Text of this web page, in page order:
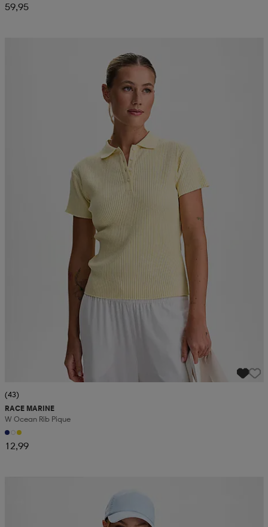
59,95
(43)
RACE MARINE
W Ocean Rib Pique
12,99